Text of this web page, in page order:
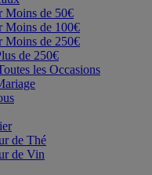
Moins de 50€
Moins de 100€
Moins de 250€
de 250€
les Occasions
de Thé
de Vin